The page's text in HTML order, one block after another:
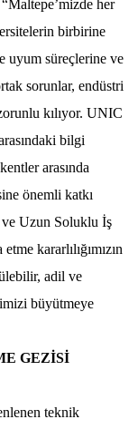
her
birbirine
uyum süreçlerine ve
sorunlar, endüstri
kılıyor. UNIC
bilgi
arasında
önemli katkı
ve Uzun Soluklu İş
kararlılığımızın
adil ve
büyütmeye
GEZİSİ
teknik